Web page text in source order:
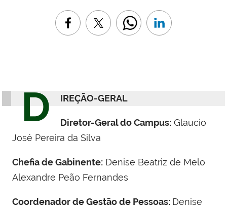
D IREÇÃO-GERAL
Diretor-Geral do Campus: Glaucio
José Pereira da Silva
Chefia de Gabinente: Denise Beatriz de Melo
Alexandre Peão Fernandes
Coordenador de Gestão de Pessoas: Denise